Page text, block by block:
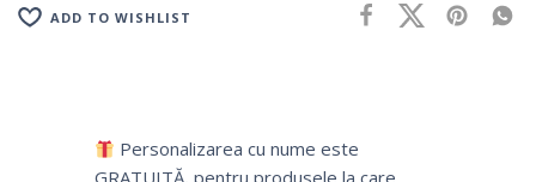
ADD TO WISHLIST
Personalizarea cu nume este